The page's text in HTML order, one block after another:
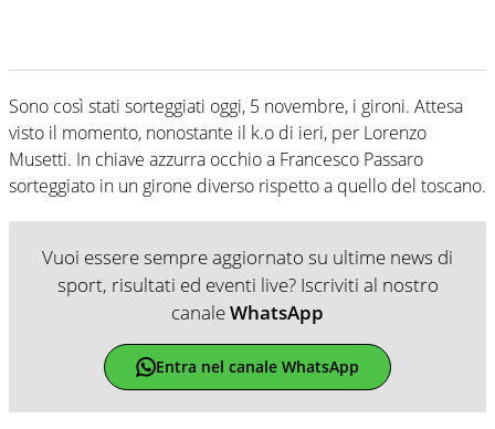
Sono così stati sorteggiati oggi, 5 novembre, i gironi. Attesa
visto il momento, nonostante il k.o di ieri, per Lorenzo
Musetti. In chiave azzurra occhio a Francesco Passaro
sorteggiato in un girone diverso rispetto a quello del toscano.
Vuoi essere sempre aggiornato su ultime news di
sport, risultati ed eventi live? Iscriviti al nostro
canaleWhatsApp
Entra nel canale WhatsApp